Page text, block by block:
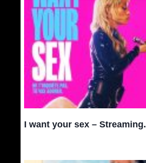
I want your sex – Streaming.